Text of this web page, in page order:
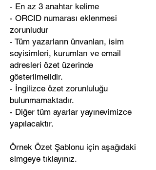
- En az 3 anahtar kelime
- ORCID numarası eklenmesi
zorunludur
- Tüm yazarların ünvanları, isim
soyisimleri, kurumları ve email
adresleri özet üzerinde
gösterilmelidir.
- İngilizce özet zorunluluğu
bulunmamaktadır.
- Diğer tüm ayarlar yayınevimizce
yapılacaktır.
Örnek Özet Şablonu için aşağıdaki
simgeye tıklayınız.